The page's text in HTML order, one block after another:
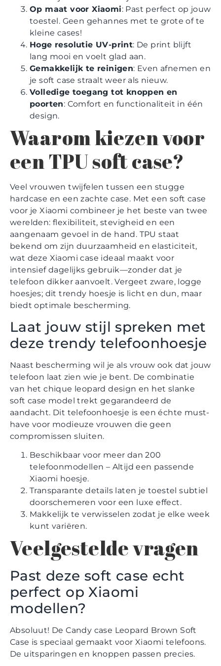
Op maat voor Xiaomi: Past perfect op jouw
toestel. Geen gehannes met te grote of te
kleine cases!
Hoge resolutie UV-print: De print blijft
lang mooi en voelt glad aan.
Gemakkelijk te reinigen: Even afnemen en
je soft case straalt weer als nieuw.
Volledige toegang tot knoppen en
poorten: Comfort en functionaliteit in één
design.
Waarom kiezen voor
een TPU soft case?
Veel vrouwen twijfelen tussen een stugge
hardcase en een zachte case. Met een soft case
voor je Xiaomi combineer je het beste van twee
werelden: flexibiliteit, stevigheid en een
aangenaam gevoel in de hand. TPU staat
bekend om zijn duurzaamheid en elasticiteit,
wat deze Xiaomi case ideaal maakt voor
intensief dagelijks gebruik—zonder dat je
telefoon dikker aanvoelt. Vergeet zware, logge
hoesjes; dit trendy hoesje is licht en dun, maar
biedt optimale bescherming.
Laat jouw stijl spreken met
deze trendy telefoonhoesje
Naast bescherming wil je als vrouw ook dat jouw
telefoon laat zien wie je bent. De combinatie
van het chique leopard design en het slanke
soft case model trekt gegarandeerd de
aandacht. Dit telefoonhoesje is een échte must-
have voor modieuze vrouwen die geen
compromissen sluiten.
Beschikbaar voor meer dan 200
telefoonmodellen – Altijd een passende
Xiaomi hoesje.
Transparante details laten je toestel subtiel
doorschemeren voor een luxe effect.
Makkelijk te verwisselen zodat je elke week
kunt variëren.
Veelgestelde vragen
Past deze soft case echt
perfect op Xiaomi
modellen?
Absoluut! De Candy case Leopard Brown Soft
Case is speciaal gemaakt voor Xiaomi telefoons.
De uitsparingen en knoppen passen precies.